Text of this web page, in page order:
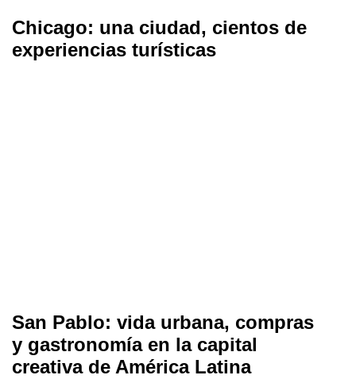
Chicago: una ciudad, cientos de
experiencias turísticas
San Pablo: vida urbana, compras
y gastronomía en la capital
creativa de América Latina